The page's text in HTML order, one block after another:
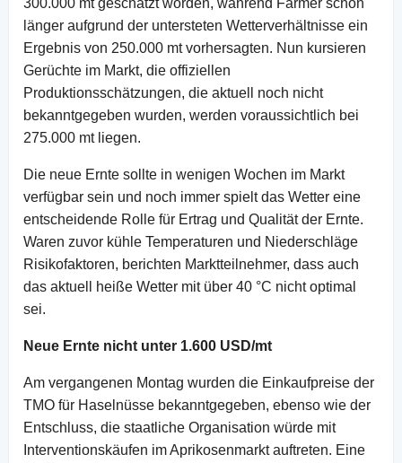
300.000 mt geschätzt worden, während Farmer schon
länger aufgrund der untersteten Wetterverhältnisse ein
Ergebnis von 250.000 mt vorhersagten. Nun kursieren
Gerüchte im Markt, die offiziellen
Produktionsschätzungen, die aktuell noch nicht
bekanntgegeben wurden, werden voraussichtlich bei
275.000 mt liegen.
Die neue Ernte sollte in wenigen Wochen im Markt
verfügbar sein und noch immer spielt das Wetter eine
entscheidende Rolle für Ertrag und Qualität der Ernte.
Waren zuvor kühle Temperaturen und Niederschläge
Risikofaktoren, berichten Marktteilnehmer, dass auch
das aktuell heiße Wetter mit über 40 °C nicht optimal
sei.
Neue Ernte nicht unter 1.600 USD/mt
Am vergangenen Montag wurden die Einkaufpreise der
TMO für Haselnüsse bekanntgegeben, ebenso wie der
Entschluss, die staatliche Organisation würde mit
Interventionskäufen im Aprikosenmarkt auftreten. Eine